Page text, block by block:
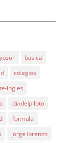
basica
colegios
ingles
diadelpiloto
formula
jorge lorenzo